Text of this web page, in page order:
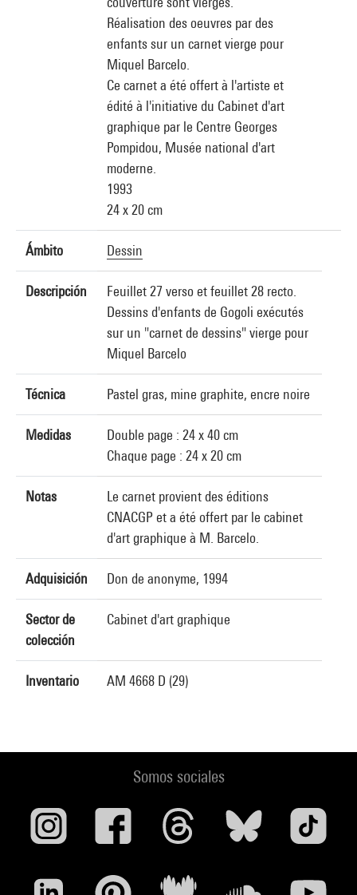
Réalisation des oeuvres par des
enfants sur un carnet vierge pour
Miquel Barcelo.
Ce carnet a été offert à l'artiste et
édité à l'initiative du Cabinet d'art
graphique par le Centre Georges
Pompidou, Musée national d'art
moderne.
1993
24 x 20 cm
Ámbito Dessin
Descripción
Feuillet 27 verso et feuillet 28 recto.
Dessins d'enfants de Gogoli exécutés
sur un "carnet de dessins" vierge pour
Miquel Barcelo
Técnica Pastel gras, mine graphite, encre noire
Medidas
Double page : 24 x 40 cm
Chaque page : 24 x 20 cm
Notas
Le carnet provient des éditions
CNACGP et a été offert par le cabinet
d'art graphique à M. Barcelo.
Adquisición Don de anonyme, 1994
Sector de
colección
Cabinet d'art graphique
Inventario AM 4668 D (29)
Somos sociales